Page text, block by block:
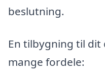
beslutning.
En tilbygning til dit
mange fordele: